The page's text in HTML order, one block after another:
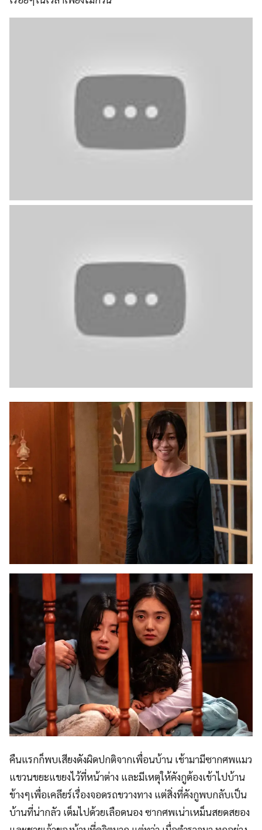
คืนแรกก็พบเสียงดังผิดปกติจากเพื่อนบ้าน เช้ามามีซากศพแมว
แขวนขยะแขยงไว้ที่หน้าต่าง และมีเหตุให้คังกูต้องเข้าไปบ้าน
ข้างๆเพื่อเคลียร์เรื่องจอดรถขวางทาง แต่สิ่งที่คังกูพบกลับเป็น
บ้านที่น่ากลัว เต็มไปด้วยเลือดนอง ซากศพเน่าเหม็นสยดสยอง